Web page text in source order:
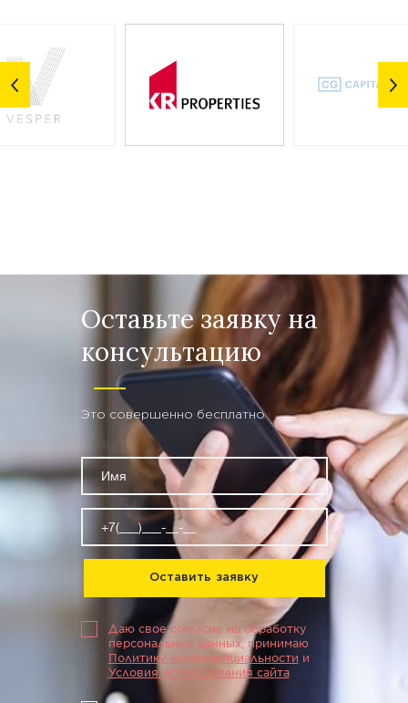
Оставьте заявку на
консультацию
Это совершенно бесплатно
Оставить заявку
Даю свое согласие на обработку
персональных данных, принимаю
Политику конфиденциальности и
Условия использования сайта